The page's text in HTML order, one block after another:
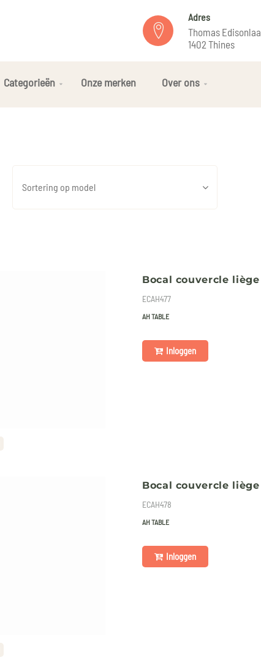
Adres
Thomas
1402 Thines
Categorieën Onze merken Over ons
Sortering op model
Bocal couvercle liège
ECAH477
AH TABLE
Inloggen
Bocal couvercle liège
ECAH478
AH TABLE
Inloggen